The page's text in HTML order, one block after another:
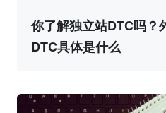
你了解独立站DTC吗？
DTC具体是什么